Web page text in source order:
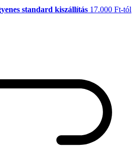
standard kiszállítás 17.000 Ft-tól